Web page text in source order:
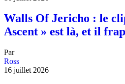
Walls Of Jericho : le
Ascent » est là, et il
Par
Ross
16 juillet 2026